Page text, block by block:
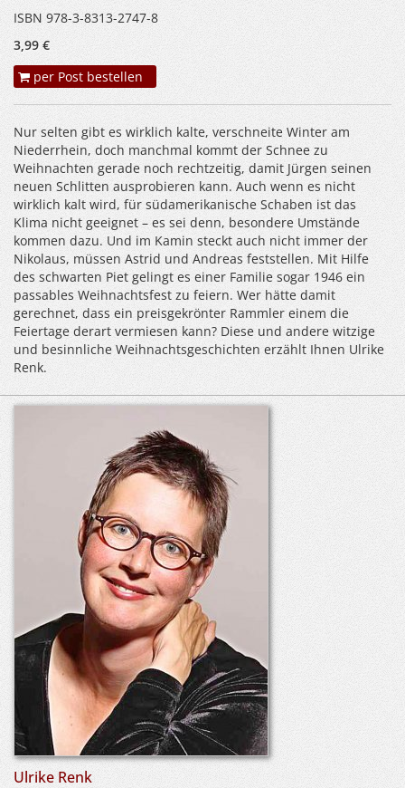
ISBN 978-3-8313-2747-8
3,99 €
per Post bestellen
Nur selten gibt es wirklich kalte, verschneite Winter am
Niederrhein, doch manchmal kommt der Schnee zu
Weihnachten gerade noch rechtzeitig, damit Jürgen seinen
neuen Schlitten ausprobieren kann. Auch wenn es nicht
wirklich kalt wird, für südamerikanische Schaben ist das
Klima nicht geeignet – es sei denn, besondere Umstände
kommen dazu. Und im Kamin steckt auch nicht immer der
Nikolaus, müssen Astrid und Andreas feststellen. Mit Hilfe
des schwarten Piet gelingt es einer Familie sogar 1946 ein
passables Weihnachtsfest zu feiern. Wer hätte damit
gerechnet, dass ein preisgekrönter Rammler einem die
Feiertage derart vermiesen kann? Diese und andere witzige
und besinnliche Weihnachtsgeschichten erzählt Ihnen Ulrike
Renk.
Ulrike Renk